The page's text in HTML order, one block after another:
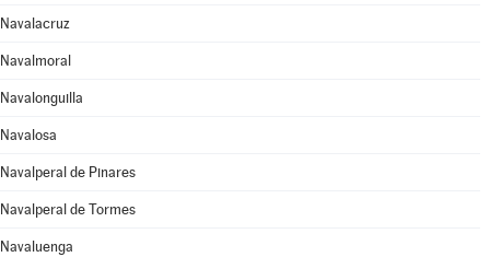
Navalacruz
Navalmoral
Navalonguilla
Navalosa
Navalperal de Pinares
Navalperal de Tormes
Navaluenga